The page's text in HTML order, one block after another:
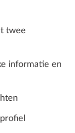
twee
informatie en